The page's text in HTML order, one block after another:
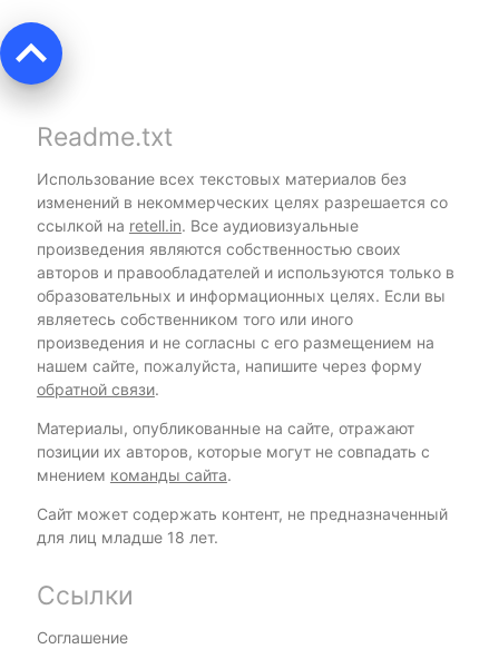
keyboard_arrow_up
Readme.txt
Использование всех текстовых материалов без
изменений в некоммерческих целях разрешается со
ссылкой на retell.in. Все аудиовизуальные
произведения являются собственностью своих
авторов и правообладателей и используются только в
образовательных и информационных целях. Если вы
являетесь собственником того или иного
произведения и не согласны с его размещением на
нашем сайте, пожалуйста, напишите через форму
обратной связи.
Материалы, опубликованные на сайте, отражают
позиции их авторов, которые могут не совпадать с
мнением команды сайта.
Сайт может содержать контент, не предназначенный
для лиц младше 18 лет.
Ссылки
Соглашение